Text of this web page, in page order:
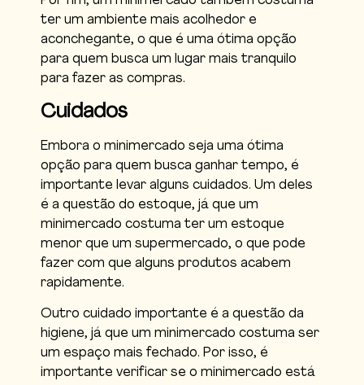
ter um ambiente mais acolhedor e
aconchegante, o que é uma ótima opção
para quem busca um lugar mais tranquilo
para fazer as compras.
Cuidados
Embora o minimercado seja uma ótima
opção para quem busca ganhar tempo, é
importante levar alguns cuidados. Um deles
é a questão do estoque, já que um
minimercado costuma ter um estoque
menor que um supermercado, o que pode
fazer com que alguns produtos acabem
rapidamente.
Outro cuidado importante é a questão da
higiene, já que um minimercado costuma ser
um espaço mais fechado. Por isso, é
importante verificar se o minimercado está